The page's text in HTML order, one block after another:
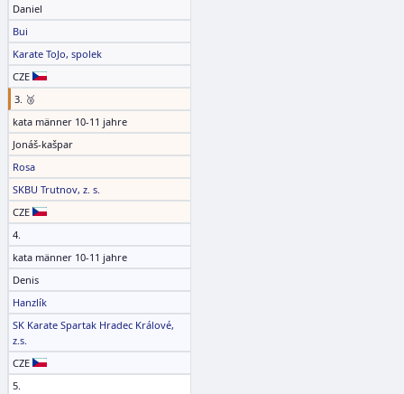
Daniel
Bui
Karate ToJo, spolek
CZE
3. 🥉
kata männer 10-11 jahre
Jonáš-kašpar
Rosa
SKBU Trutnov, z. s.
CZE
4.
kata männer 10-11 jahre
Denis
Hanzlík
SK Karate Spartak Hradec Králové,
z.s.
CZE
5.